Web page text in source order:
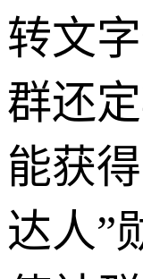
转文
群还
能获得
达人”